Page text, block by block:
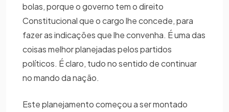
bolas, porque o governo tem o direito
Constitucional que o cargo lhe concede, para
fazer as indicações que lhe convenha. É uma das
coisas melhor planejadas pelos partidos
políticos. É claro, tudo no sentido de continuar
no mando da nação.
Este planejamento começou a ser montado